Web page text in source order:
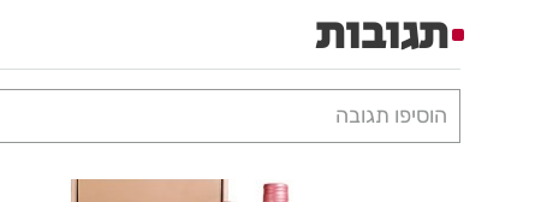
תגובות
הוסיפו תגובה